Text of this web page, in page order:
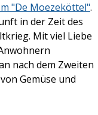
"De Moezeköttel".
in der Zeit des
Mit viel Liebe
nach dem Zweiten
Gemüse und